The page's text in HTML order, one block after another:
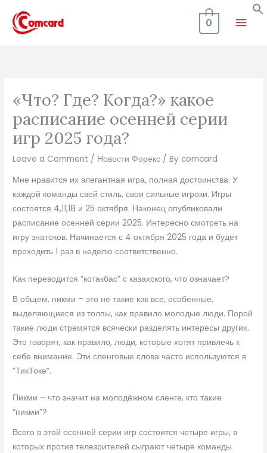
content
Main
0
«Что? Где? Когда?» какое
расписание осенней серии
игр 2025 года?
Leave a Comment / Новости Форекс / By comcard
Мне нравится их элегантная игра, полная достоинства. У
каждой команды свой стиль, свои сильные игроки. Игры
состоятся 4,11,18 и 25 октября. Наконец опубликовали
расписание осенней серии 2025. Интересно смотреть на
игру знатоков. Начинается с 4 октября 2025 года и будет
проходить 1 раз в неделю соответственно.
Как переводится “котакбас” с казахского, что означает?
В общем, пикми – это не такие как все, особенные,
выделяющиеся из толпы, как правило молодые люди. Порой
такие люди стремятся всячески разделять интересы других.
Это говорят, как правило, люди, которые хотят привлечь к
себе внимание. Эти сленговые слова часто используются в
“ТикТоке”.
Пикми – что значит на молодёжном сленге, кто такие
“пикми”?
Всего в этой осенней серии игр состоится четыре игры, в
которых против телезрителей сыграют четыре команды